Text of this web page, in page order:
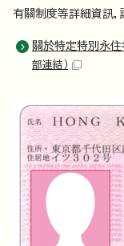
有關制度等詳細資訊
關於特定特別永住
部連結）